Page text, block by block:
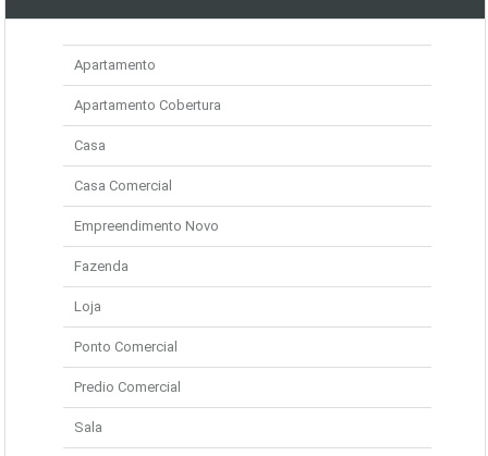
Apartamento
Apartamento Cobertura
Casa
Casa Comercial
Empreendimento Novo
Fazenda
Loja
Ponto Comercial
Predio Comercial
Sala